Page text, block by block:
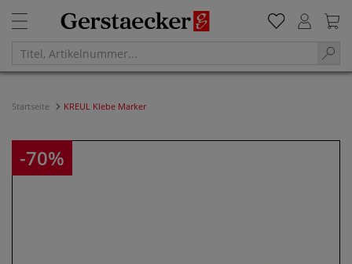
Startseite KREUL Klebe Marker
-70%